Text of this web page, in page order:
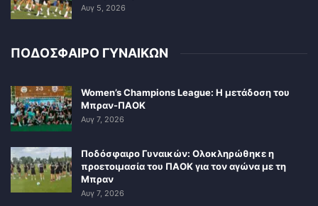
Αυγ 5, 2026
ΠΟΔΟΣΦΑΙΡΟ ΓΥΝΑΙΚΩΝ
Women’s Champions League: Η μετάδοση του
Μπραν-ΠΑΟΚ
Αυγ 7, 2026
Ποδόσφαιρο Γυναικών: Ολοκληρώθηκε η
προετοιμασία του ΠΑΟΚ για τον αγώνα με τη
Μπραν
Αυγ 7, 2026